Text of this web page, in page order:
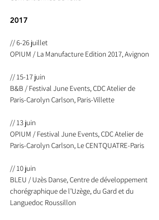
2017
// 6-26 juillet
OPIUM / La Manufacture Edition 2017, Avignon
// 15-17 juin
B&B / Festival June Events, CDC Atelier de
Paris-Carolyn Carlson, Paris-Villette
// 13 juin
OPIUM / Festival June Events, CDC Atelier de
Paris-Carolyn Carlson, Le CENTQUATRE-Paris
// 10 juin
BLEU / Uzès Danse, Centre de développement
chorégraphique de l’Uzège, du Gard et du
Languedoc Roussillon